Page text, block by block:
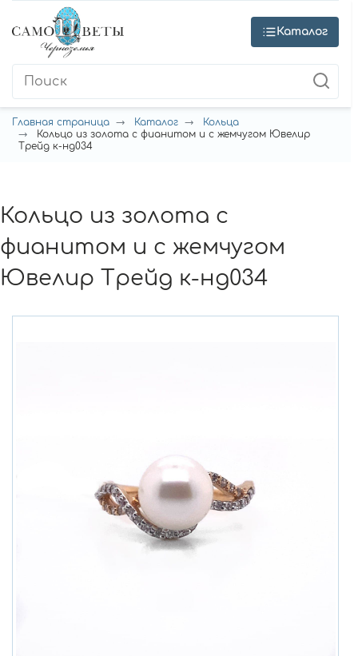
Каталог
Главная страница Каталог
Кольца
Кольцо из золота с фианитом и с жемчугом Ювелир
Трейд к-нд034
Кольцо из золота с
фианитом и с жемчугом
Ювелир Трейд к-нд034